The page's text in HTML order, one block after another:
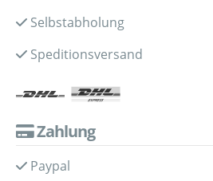
Selbstabholung
Speditionsversand
Zahlung
Paypal